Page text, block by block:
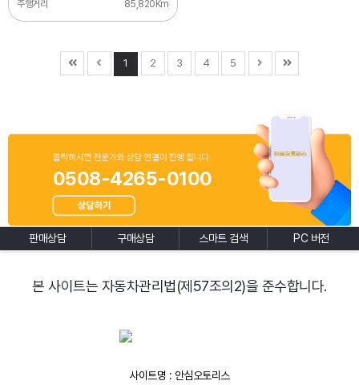
주행거리 85,820Km
1 2 3 4 5
0508-4265-0100
판매상담 구매상담 스마트 검색 PC 버전
본 사이트는 자동차관리법(제57조의2)을 준수합니다.
사이트명 : 안심오토리스